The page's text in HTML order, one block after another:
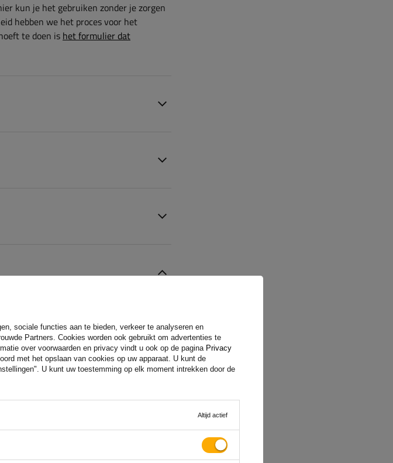
kun je het gebruiken zonder je zorgen
hebben we het proces voor het
te doen is het formulier dat
sociale functies aan te bieden, verkeer te analyseren en
Partners. Cookies worden ook gebruikt om advertenties te
over voorwaarden en privacy vindt u ook op de pagina Privacy
met het opslaan van cookies op uw apparaat. U kunt de
U kunt uw toestemming op elk moment intrekken door de
Altijd actief